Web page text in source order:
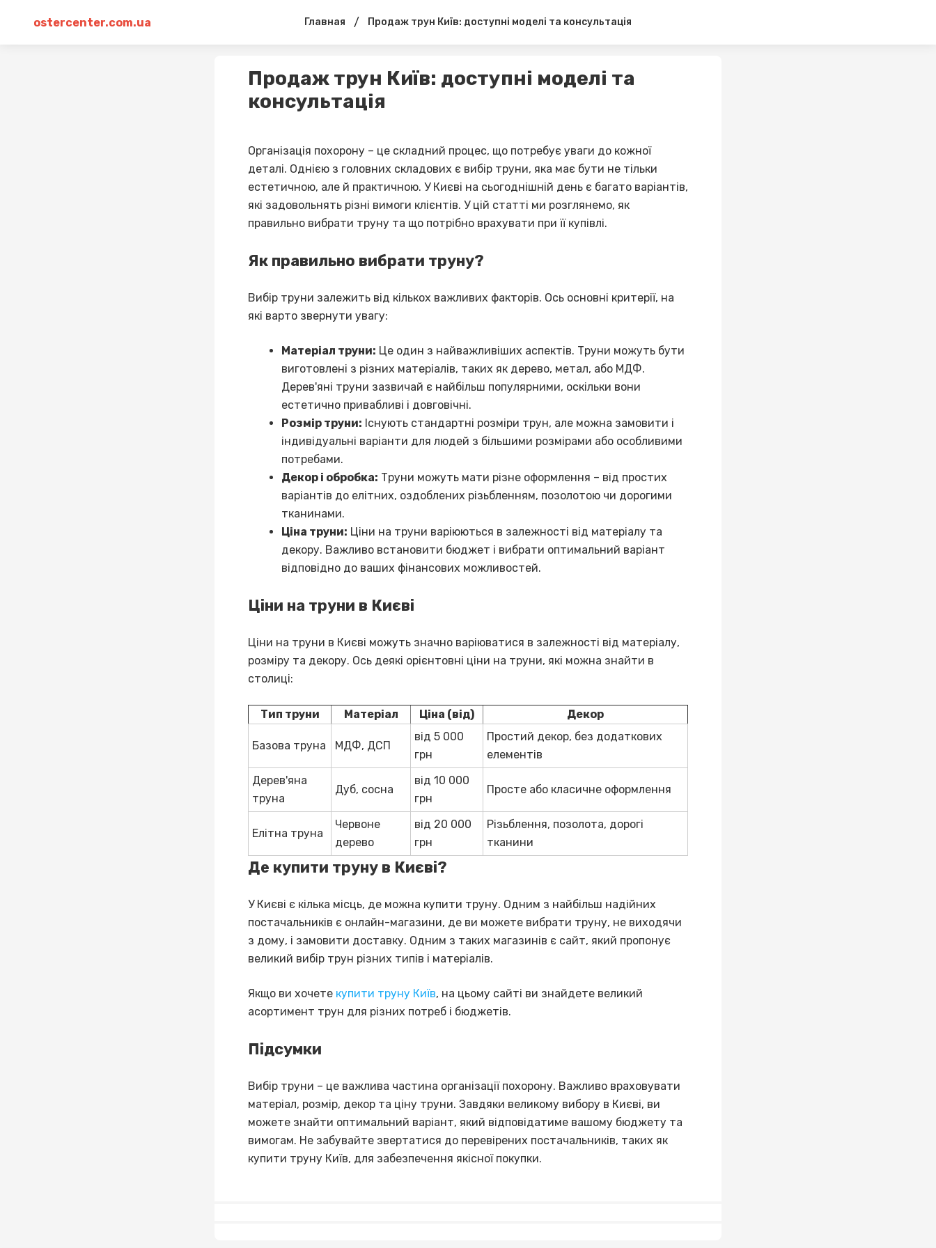
ostercenter.com.ua Главная / Продаж трун Київ: доступні моделі та консультація
Продаж трун Київ: доступні моделі та
консультація
Організація похорону – це складний процес, що потребує уваги до кожної
деталі. Однією з головних складових є вибір труни, яка має бути не тільки
естетичною, але й практичною. У Києві на сьогоднішній день є багато варіантів,
які задовольнять різні вимоги клієнтів. У цій статті ми розглянемо, як
правильно вибрати труну та що потрібно врахувати при її купівлі.
Як правильно вибрати труну?
Вибір труни залежить від кількох важливих факторів. Ось основні критерії, на
які варто звернути увагу:
Матеріал труни: Це один з найважливіших аспектів. Труни можуть бути
виготовлені з різних матеріалів, таких як дерево, метал, або МДФ.
Дерев'яні труни зазвичай є найбільш популярними, оскільки вони
естетично привабливі і довговічні.
Розмір труни: Існують стандартні розміри трун, але можна замовити і
індивідуальні варіанти для людей з більшими розмірами або особливими
потребами.
Декор і обробка: Труни можуть мати різне оформлення – від простих
варіантів до елітних, оздоблених різьбленням, позолотою чи дорогими
тканинами.
Ціна труни: Ціни на труни варіюються в залежності від матеріалу та
декору. Важливо встановити бюджет і вибрати оптимальний варіант
відповідно до ваших фінансових можливостей.
Ціни на труни в Києві
Ціни на труни в Києві можуть значно варіюватися в залежності від матеріалу,
розміру та декору. Ось деякі орієнтовні ціни на труни, які можна знайти в
столиці:
Тип труни Матеріал Ціна (від) Декор
Базова труна МДФ, ДСП
від 5 000
грн
Простий декор, без додаткових
елементів
Дерев'яна
труна
Дуб, сосна
від 10 000
грн
Просте або класичне оформлення
Елітна труна
Червоне
дерево
від 20 000
грн
Різьблення, позолота, дорогі
тканини
Де купити труну в Києві?
У Києві є кілька місць, де можна купити труну. Одним з найбільш надійних
постачальників є онлайн-магазини, де ви можете вибрати труну, не виходячи
з дому, і замовити доставку. Одним з таких магазинів є сайт, який пропонує
великий вибір трун різних типів і матеріалів.
Якщо ви хочете купити труну Київ, на цьому сайті ви знайдете великий
асортимент трун для різних потреб і бюджетів.
Підсумки
Вибір труни – це важлива частина організації похорону. Важливо враховувати
матеріал, розмір, декор та ціну труни. Завдяки великому вибору в Києві, ви
можете знайти оптимальний варіант, який відповідатиме вашому бюджету та
вимогам. Не забувайте звертатися до перевірених постачальників, таких як
купити труну Київ, для забезпечення якісної покупки.